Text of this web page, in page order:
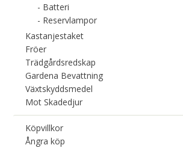
Batteri
Reservlampor
Kastanjestaket
Fröer
Trädgårdsredskap
Gardena Bevattning
Växtskyddsmedel
Mot Skadedjur
Köpvillkor
Ångra köp